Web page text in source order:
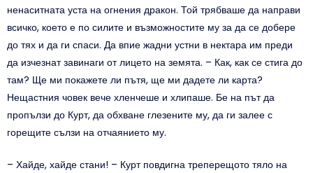
ненаситната уста на огнения дракон. Той трябваше да направи
всичко, което е по силите и възможностите му за да се добере
до тях и да ги спаси. Да впие жадни устни в нектара им преди
да изчезнат завинаги от лицето на земята. – Как, как се стига до
там? Ще ми покажете ли пътя, ще ми дадете ли карта?
Нещастния човек вече хленчеше и хлипаше. Бе на път да
пропълзи до Курт, да обхване глезените му, да ги залее с
горещите сълзи на отчаянието му.
– Хайде, хайде стани! – Курт повдигна треперещото тяло на